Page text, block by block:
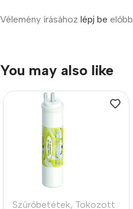
Vélemény írásához lépj be előbb.
You may also like
Szűrőbetétek, Tokozott